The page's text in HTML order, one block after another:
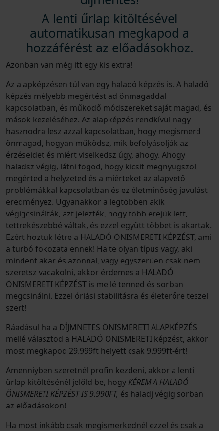
A lenti űrlap kitöltésével
automatikusan megkapod a
hozzáférést az előadásokhoz.
Azonban van még itt egy kis extra!
Az alapképzésen túl van egy haladó képzés is. A haladó
képzés mélyebb megértést ad önmagaddal
kapcsolatban, és működő módszereket saját magad, és
mások kezeléséhez. Az alapképzés rendkívül nagy
hasznodra lesz azzal kapcsolatban, hogy megismerd
önmagad, hogyan működsz, mik befolyásolják az
érzéseidet és miért viselkedsz úgy, ahogy. Ahogy
haladsz végig, látni fogod, hogy kicsit megnyugszol,
megérted a helyzeted és a miérteket az alapvető
problémákkal kapcsolatban és ez életminőség javulást
eredményez. Ugyanakkor a legtöbben akik
végigcsinálták, azt jelezték, hogy több erejük lett,
tettrekészebbé váltak, és ezzel együtt többet is akartak.
Ezért hoztuk létre a HALADÓ ÖNISMERETI KÉPZÉST, ami
a turbó fokozata ennek! Ha te olyan típus vagy, aki
mindent akar és azonnal, vagy egyszerüen csak nem
szeretsz vacakolni, akkor érdemes a HALADÓ
ÖNISMERETI KÉPZÉST is mellé tenned és sorban
megcsinálni. Ezzel óriási stabilitásra és életerőre teszel
szert!
Ráadásul ha a DÍJMNETES ÖNISMERETI ALAPKÉPZÉS
mellé választod a HALADÓ ÖNISMERETI képzést, akkor
most megkapod 29.999ft helyett csak 9.999ft-ért!
Amenniyben szeretnél profin kezdeni, akkor a lenti
ürlap kitöltésénél jelőld be, hogy KÉREM A HALADÓ
ÖNISMERETI KÉPZÉST IS 9.990FT, és haladj végig sorban
az előadásokon!
Ha most inkább csak megismerkednél ezzel és csak a